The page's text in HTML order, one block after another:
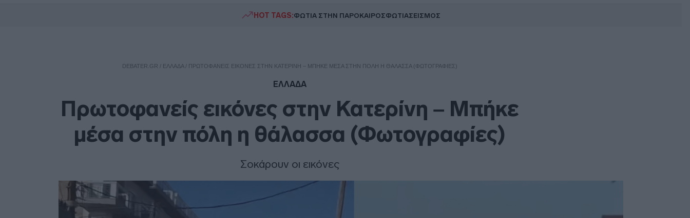
HOT TAGS:ΦΩΤΙΑ ΣΤΗΝ ΠΑΡΟΚΑΙΡΟΣΦΩΤΙΑΣΕΙΣΜΟΣ
DEBATER.GR / ΕΛΛΑΔΑ/ ΠΡΩΤΟΦΑΝΕΊΣ ΕΙΚΌΝΕΣ ΣΤΗΝ ΚΑΤΕΡΊΝΗ – ΜΠΉΚΕ ΜΈΣΑ ΣΤΗΝ ΠΌΛΗ Η ΘΆΛΑΣΣΑ (ΦΩΤΟΓΡΑΦΊΕΣ)
ΕΛΛΑΔΑ
Πρωτοφανείς εικόνες στην Κατερίνη – Μπήκε
μέσα στην πόλη η θάλασσα (Φωτογραφίες)
Σοκάρουν οι εικόνες